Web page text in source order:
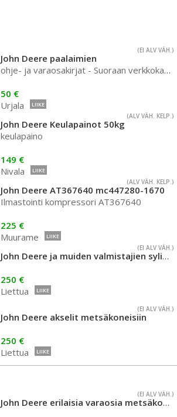
(EI ALV VÄH.)
John Deere paalaimien
ohje- ja varaosakirjat - Suoraan verkkokaupastamme!
50 €
Urjala
LIIKE
(ALV VÄH. KELP.)
John Deere Keulapainot 50kg
keulapaino
149 €
Nivala
LIIKE
(ALV VÄH. KELP.)
John Deere AT367640 mc447280-1670
Ilmastointi kompressori AT367640
225 €
Muurame
LIIKE
(EI ALV VÄH.)
John Deere ja muiden valmistajien sylinterit
250 €
Liettua
LIIKE
(EI ALV VÄH.)
John Deere akselit metsäkoneisiin
250 €
Liettua
LIIKE
(EI ALV VÄH.)
John Deere erilaisia varaosia metsäkoneisiin